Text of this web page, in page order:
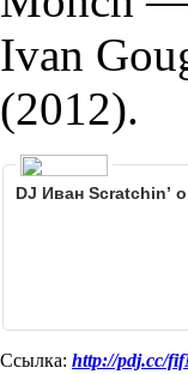
Ivan
(2012).
DJ Иван Scratchin’
Ссылка: http://pdj.cc/